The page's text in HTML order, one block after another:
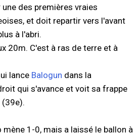
des premières vraies
et doit repartir vers l'avant
à l'abri.
20m. C'est à ras de terre et à
lance Balogun dans la
qui s'avance et voit sa frappe
(39e).
mène 1-0, mais a laissé le ballon à